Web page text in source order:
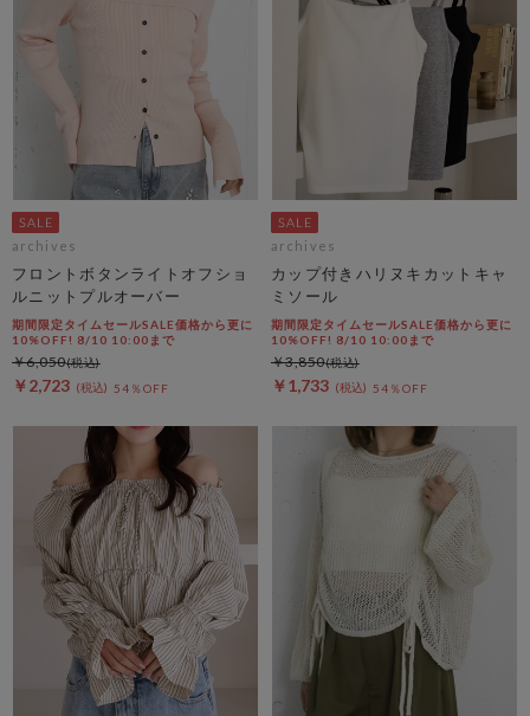
archives
フロントボタンライトオフショ
ルニットプルオーバー
期間限定タイムセールSALE価格から更に
10%OFF! 8/10 10:00まで
￥2,723 54％OFF
￥6,050
archives
カップ付きハリヌキカットキャ
ミソール
期間限定タイムセールSALE価格から更に
10%OFF! 8/10 10:00まで
￥1,733 54％OFF
￥3,850